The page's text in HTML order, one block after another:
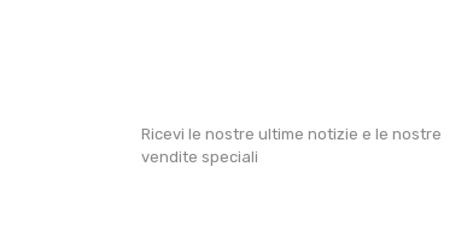
Ricevi le nostre ultime notizie e le nostre
vendite speciali